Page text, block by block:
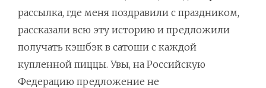
рассылка, где меня поздравили с праздником,
рассказали всю эту историю и предложили
получать кэшбэк в сатоши с каждой
купленной пиццы. Увы, на Российскую
Федерацию предложение не